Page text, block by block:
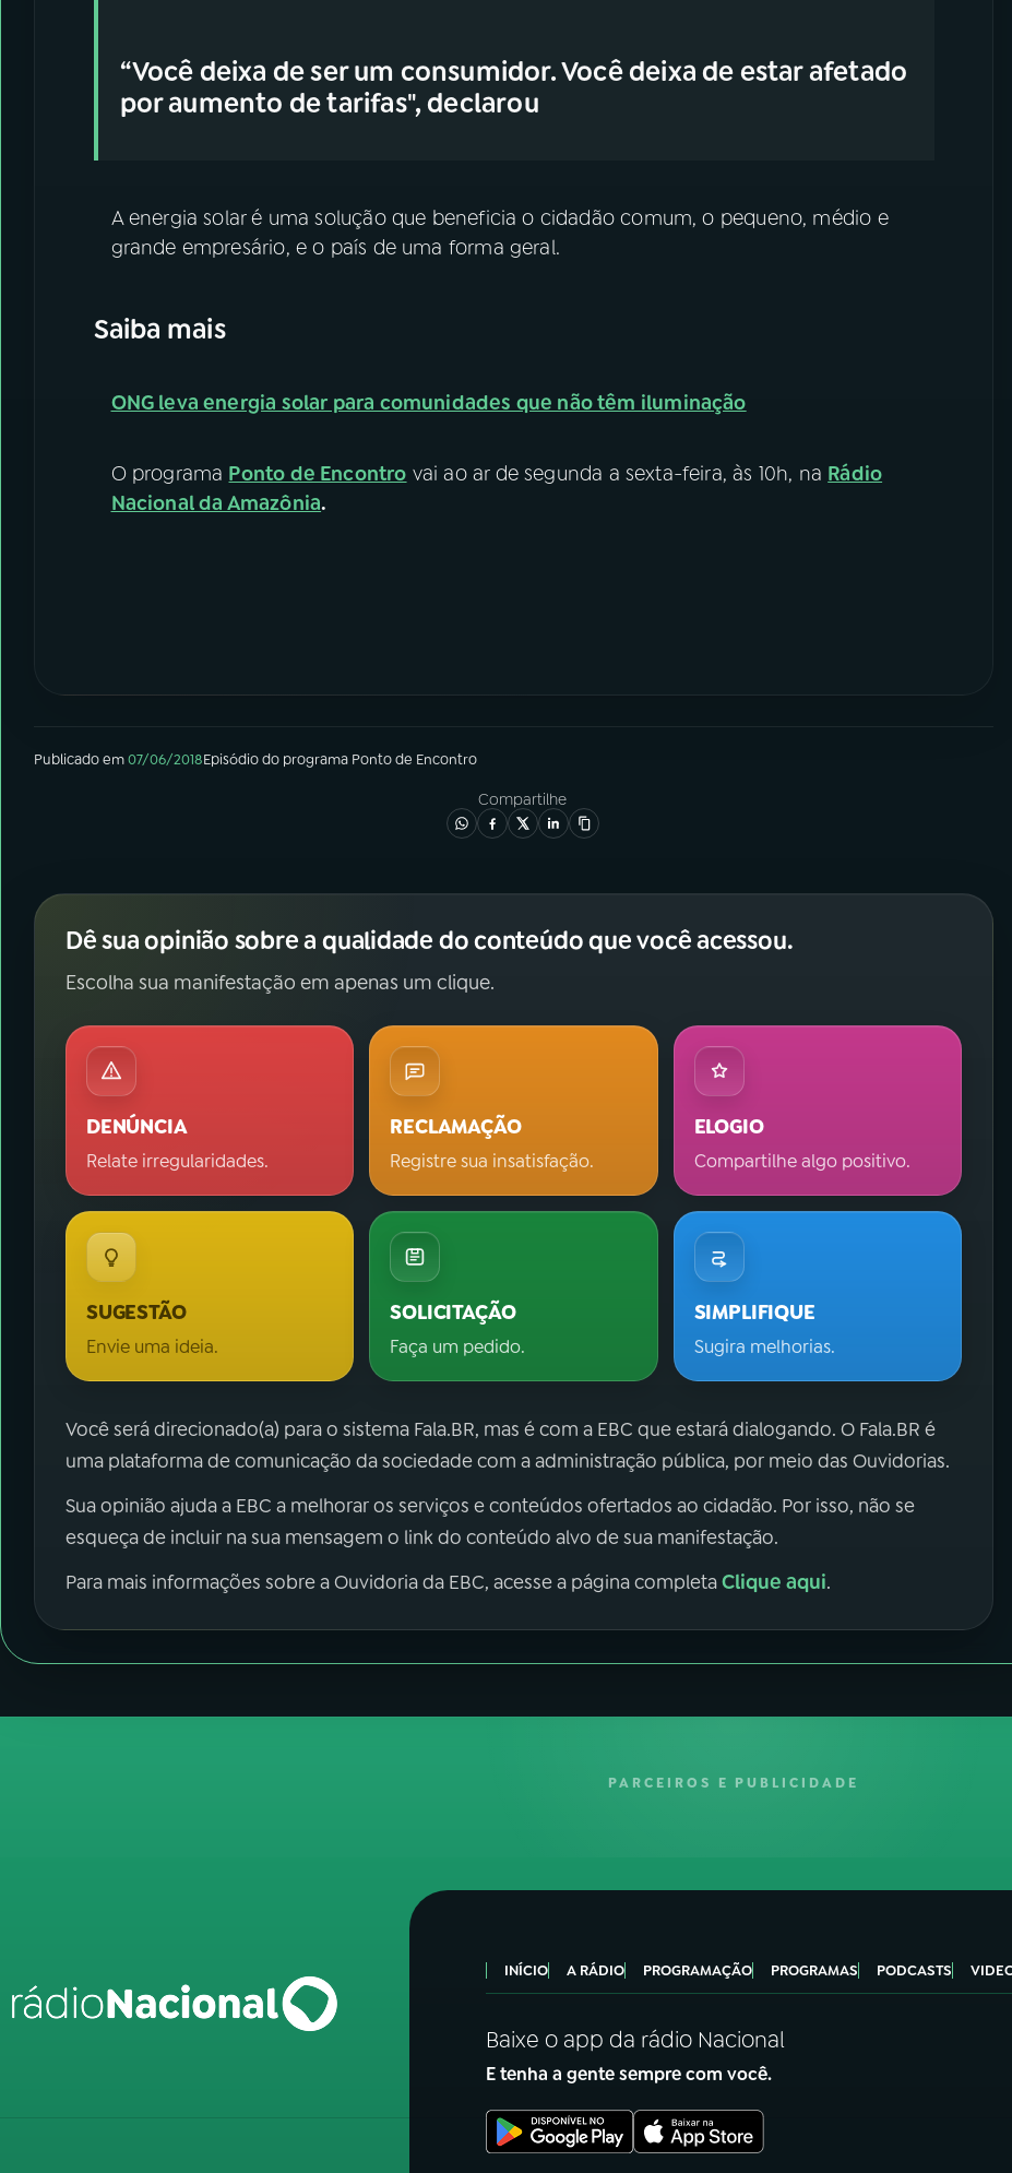
“Você deixa de ser um consumidor. Você deixa de estar afetado
por aumento de tarifas", declarou
A energia solar é uma solução que beneficia o cidadão comum, o pequeno, médio e
grande empresário, e o país de uma forma geral.
Saiba mais
ONG leva energia solar para comunidades que não têm iluminação
O programa Ponto de Encontro vai ao ar de segunda a sexta-feira, às 10h, na Rádio
Nacional da Amazônia.
Publicado em07/06/2018Episódiodo programa Ponto de Encontro
Compartilhe
Dê sua opinião sobre a qualidade do conteúdo que você acessou.
Escolha sua manifestação em apenas um clique.
DENÚNCIA
Relate irregularidades.
RECLAMAÇÃO
Registre sua insatisfação.
ELOGIO
Compartilhe algo positivo.
SUGESTÃO
Envie uma ideia.
SOLICITAÇÃO
Faça um pedido.
SIMPLIFIQUE
Sugira melhorias.
Você será direcionado(a) para o sistema Fala.BR, mas é com a EBC que estará dialogando. O Fala.BR é
uma plataforma de comunicação da sociedade com a administração pública, por meio das Ouvidorias.
Sua opinião ajuda a EBC a melhorar os serviços e conteúdos ofertados ao cidadão. Por isso, não se
esqueça de incluir na sua mensagem o link do conteúdo alvo de sua manifestação.
Para mais informações sobre a Ouvidoria da EBC, acesse a página completaClique aqui.
PARCEIROS E PUBLICIDADE
INÍCIO A RÁDIO PROGRAMAÇÃO PROGRAMAS PODCASTS
Baixe o app da rádio Nacional
E tenha a gente sempre com você.